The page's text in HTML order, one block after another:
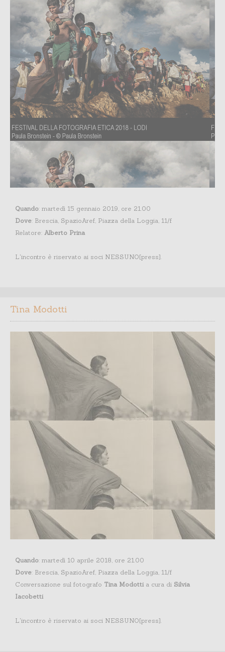
Quando: martedì 15 gennaio 2019, ore 21.00
Dove: Brescia, SpazioAref, Piazza della Loggia, 11/f
Relatore: Alberto Prina
L'incontro è riservato ai soci NESSUNO[press].
Tina Modotti
Quando: martedì 10 aprile 2018, ore 21.00
Dove: Brescia, SpazioAref, Piazza della Loggia, 11/f
Conversazione sul fotografo Tina Modotti a cura di Silvia
Iacobetti
L'incontro è riservato ai soci NESSUNO[press].